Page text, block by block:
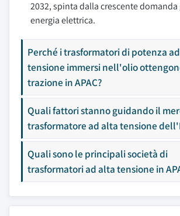
2032, spinta dalla crescente
energia elettrica.
Perché i trasformatori di potenza
tensione immersi nell'olio
trazione in APAC?
Quali fattori stanno guidando il
trasformatore ad alta tensione
Quali sono le principali società di
trasformatori ad alta tensione in